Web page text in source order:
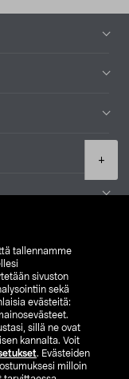
tallennamme
sivuston
sekä
evästeitä:
sillä ne ovat
kannalta. Voit
. Evästeiden
milloin
+